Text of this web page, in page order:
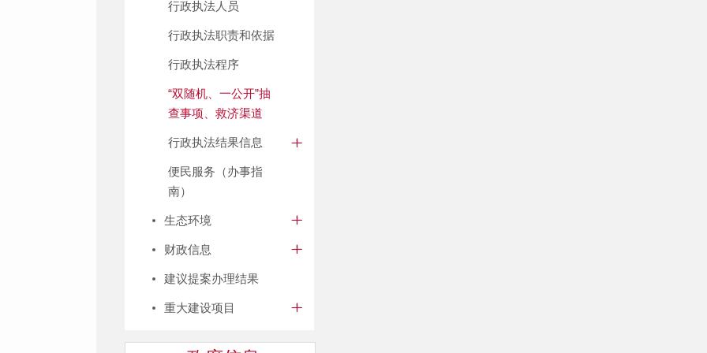
行政执法人员
行政执法职责和依据
行政执法程序
“双随机、一公开”抽
查事项、救济渠道
行政执法结果信息
便民服务（办事指
南）
生态环境
财政信息
建议提案办理结果
重大建设项目